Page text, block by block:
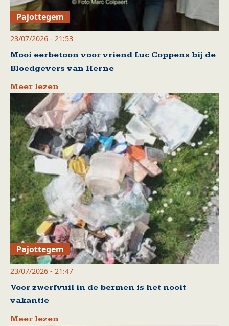
Pajottegem
23/07/2026 - 21:53
Mooi eerbetoon voor vriend Luc Coppens bij de
Bloedgevers van Herne
Meer lezen
Pajottegem
23/07/2026 - 21:47
Voor zwerfvuil in de bermen is het nooit
vakantie
Meer lezen